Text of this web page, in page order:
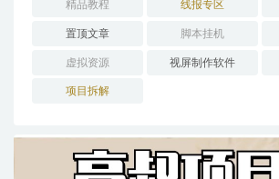
精品教程 线报专区
置顶文章 脚本挂机
虚拟资源 视屏制作软件
项目拆解